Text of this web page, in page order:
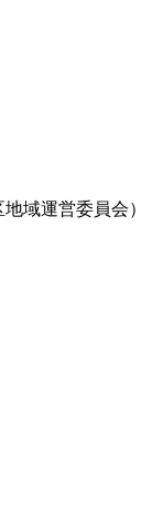
域運営委員会）